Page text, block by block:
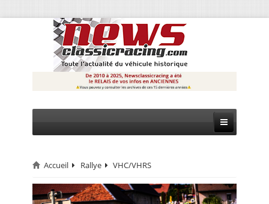
CIRCUIT
RALLYE
Accueil Rallye VHC/VHRS